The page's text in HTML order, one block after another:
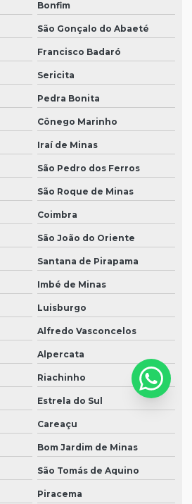
Bonfim
São Gonçalo do Abaeté
Francisco Badaró
Sericita
Pedra Bonita
Cônego Marinho
Iraí de Minas
São Pedro dos Ferros
São Roque de Minas
Coimbra
São João do Oriente
Santana de Pirapama
Imbé de Minas
Luisburgo
Alfredo Vasconcelos
Alpercata
Riachinho
Estrela do Sul
Careaçu
Bom Jardim de Minas
São Tomás de Aquino
Piracema